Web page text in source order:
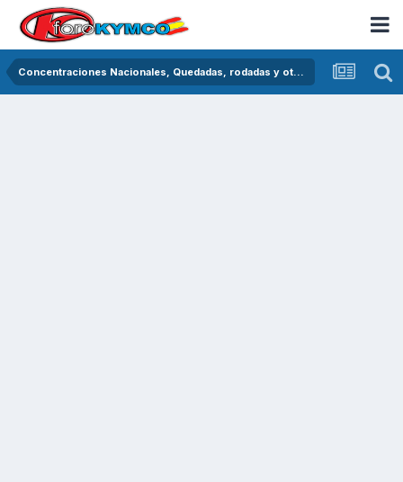
Concentraciones Nacionales, Quedadas, rodadas y otras crónicas del asfalto